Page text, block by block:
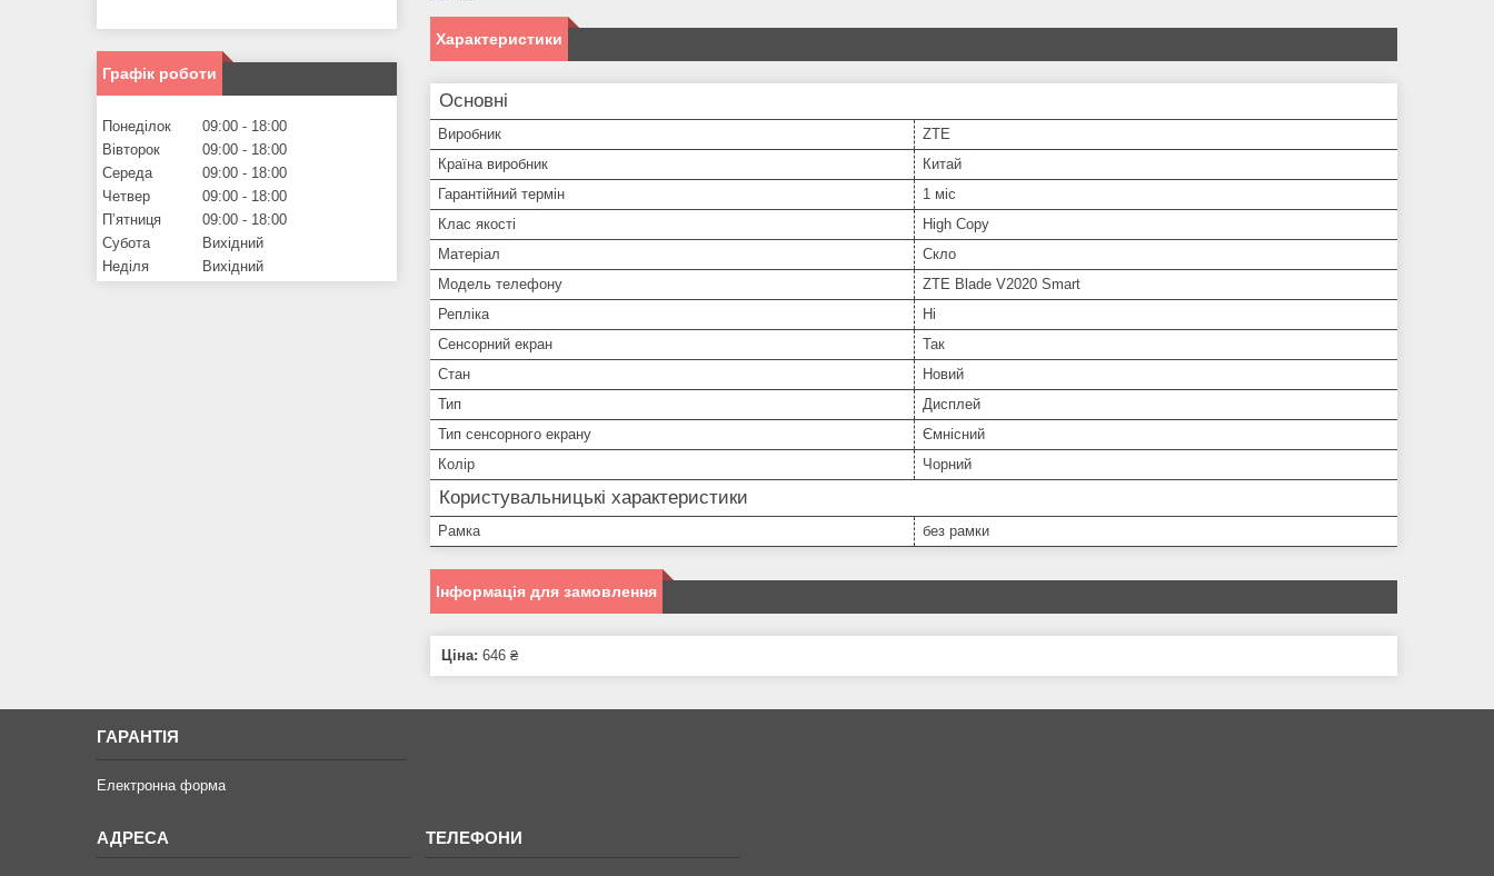
Характеристики
Основні
Виробник
ZTE
Країна виробник
Китай
Гарантійний термін
1 міс
Клас якості
High Copy
Матеріал
Скло
Модель телефону
ZTE Blade V2020 Smart
Репліка
Ні
Сенсорний екран
Так
Стан
Новий
Тип
Дисплей
Тип сенсорного екрану
Ємнісний
Колір
Чорний
Користувальницькі характеристики
Рамка без рамки
Інформація для замовлення
Ціна: 646 ₴
Графік роботи
Понеділок 09:00
18:00
Вівторок
09:00
18:00
Середа
09:00
18:00
Четвер
09:00
18:00
Пʼятниця
09:00
18:00
Субота
Вихідний
Неділя
Вихідний
ГАРАНТІЯ
Електронна форма